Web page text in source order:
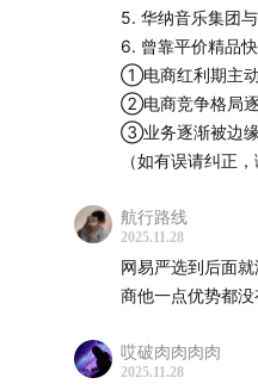
主播
Mengyi
幕后制作
5. 华纳音乐集团
6. 曾靠平价精品
①电商红利期主动
②电商竞争格局逐
③业务逐渐被边缘
（如有误请纠正，
航行路线
2025.11.28
网易严选到后面
商他一点优势都没
哎破肉肉肉肉
2025.11.28